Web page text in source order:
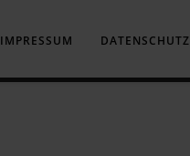
IMPRESSUM DATENSCHUTZ